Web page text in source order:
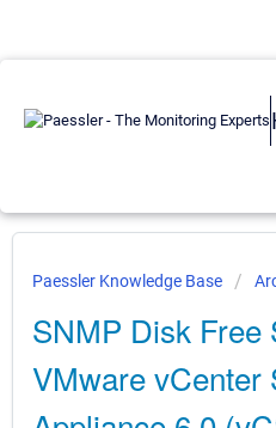
Paessler Knowledge Base
SNMP Disk Free
VMware vCenter